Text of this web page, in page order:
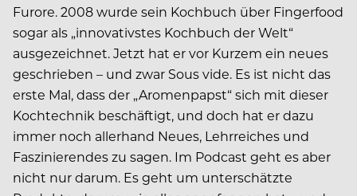
Furore. 2008 wurde sein Kochbuch über Fingerfood
sogar als „innovativstes Kochbuch der Welt“
ausgezeichnet. Jetzt hat er vor Kurzem ein neues
geschrieben – und zwar Sous vide. Es ist nicht das
erste Mal, dass der „Aromenpapst“ sich mit dieser
Kochtechnik beschäftigt, und doch hat er dazu
immer noch allerhand Neues, Lehrreiches und
Faszinierendes zu sagen. Im Podcast geht es aber
nicht nur darum. Es geht um unterschätzte